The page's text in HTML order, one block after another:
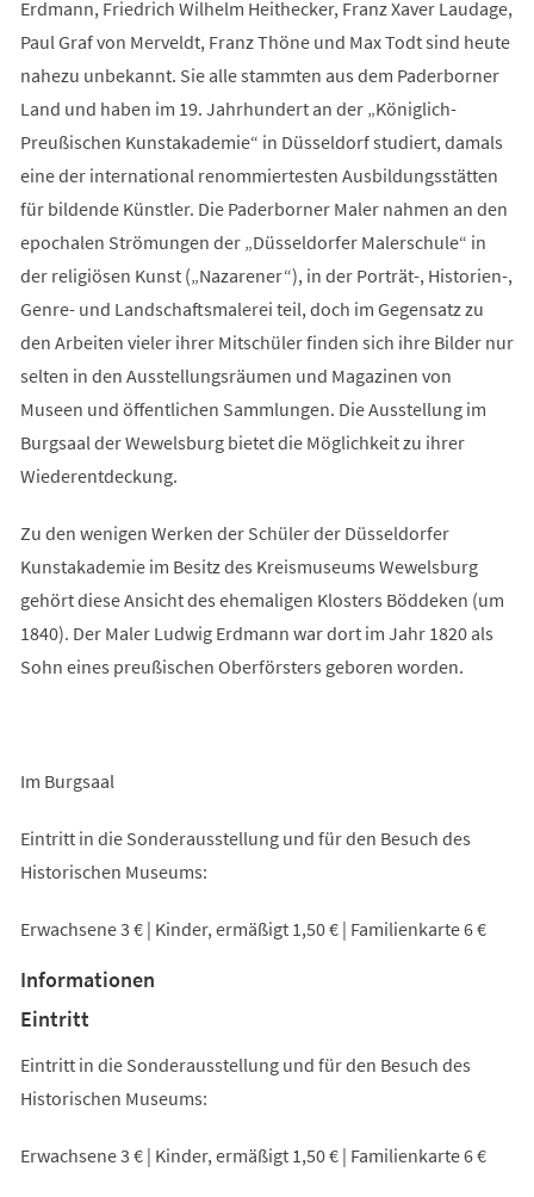
Erdmann, Friedrich Wilhelm Heithecker, Franz Xaver Laudage,
Paul Graf von Merveldt, Franz Thöne und Max Todt sind heute
nahezu unbekannt. Sie alle stammten aus dem Paderborner
Land und haben im 19. Jahrhundert an der „Königlich-
Preußischen Kunstakademie“ in Düsseldorf studiert, damals
eine der international renommiertesten Ausbildungsstätten
für bildende Künstler. Die Paderborner Maler nahmen an den
epochalen Strömungen der „Düsseldorfer Malerschule“ in
der religiösen Kunst („Nazarener“), in der Porträt-, Historien-,
Genre- und Landschaftsmalerei teil, doch im Gegensatz zu
den Arbeiten vieler ihrer Mitschüler finden sich ihre Bilder nur
selten in den Ausstellungsräumen und Magazinen von
Museen und öffentlichen Sammlungen. Die Ausstellung im
Burgsaal der Wewelsburg bietet die Möglichkeit zu ihrer
Wiederentdeckung.
Zu den wenigen Werken der Schüler der Düsseldorfer
Kunstakademie im Besitz des Kreismuseums Wewelsburg
gehört diese Ansicht des ehemaligen Klosters Böddeken (um
1840). Der Maler Ludwig Erdmann war dort im Jahr 1820 als
Sohn eines preußischen Oberförsters geboren worden.
Im Burgsaal
Eintritt in die Sonderausstellung und für den Besuch des
Historischen Museums:
Erwachsene 3 € | Kinder, ermäßigt 1,50 € | Familienkarte 6 €
Informationen
Eintritt
Eintritt in die Sonderausstellung und für den Besuch des
Historischen Museums:
Erwachsene 3 € | Kinder, ermäßigt 1,50 € | Familienkarte 6 €